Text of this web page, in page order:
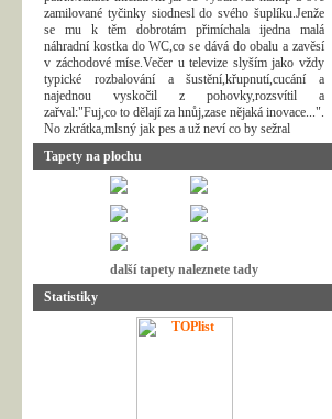
zamilované tyčinky siodnesl do svého šuplíku.Jenže
se mu k těm dobrotám přimíchala ijedna malá
náhradní kostka do WC,co se dává do obalu a zavěsí
v záchodové míse.Večer u televize slyším jako vždy
typické rozbalování a šustění,křupnutí,cucání a
najednou vyskočil z pohovky,rozsvítil a
zařval:"Fuj,co to dělají za hnůj,zase nějaká inovace...".
No zkrátka,mlsný jak pes a už neví co by sežral
Tapety na plochu
další tapety naleznete tady
Statistiky